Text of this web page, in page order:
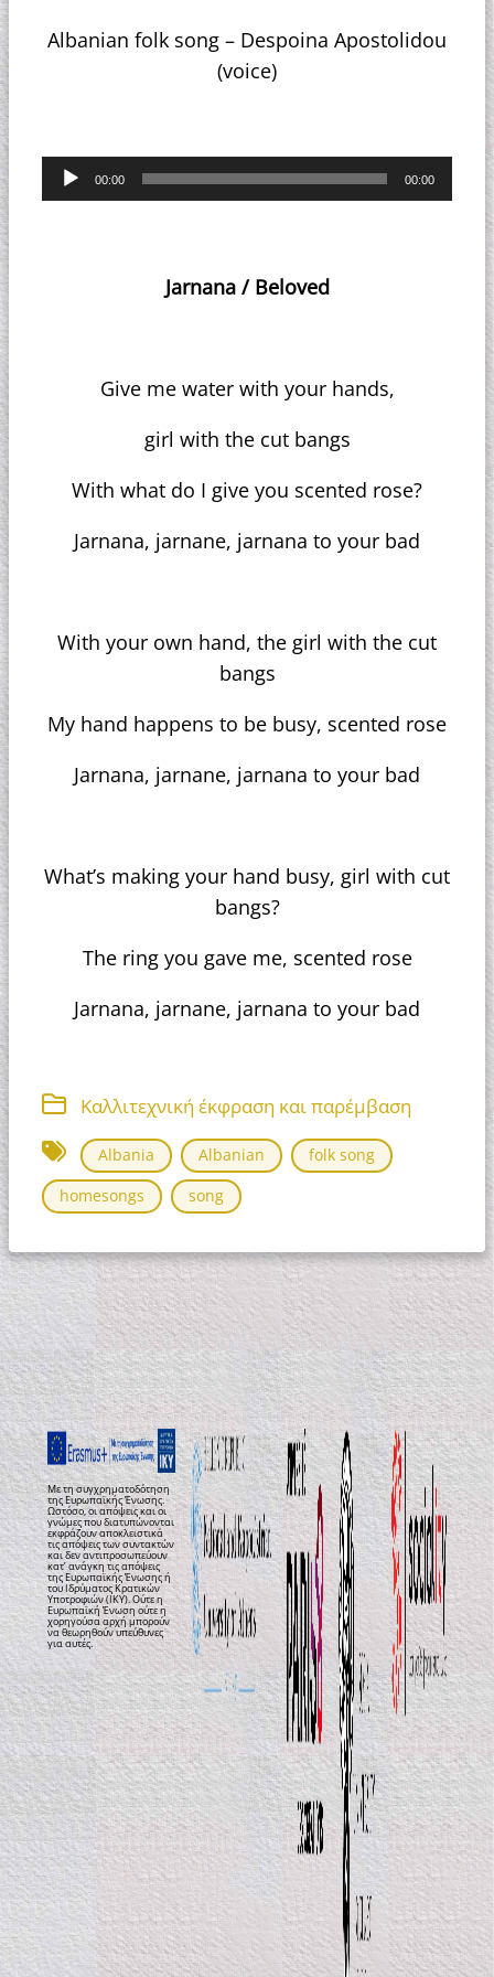
Albanian folk song – Despoina Apostolidou
(voice)
Πρόγραμμα
Αναπαραγωγής
00:00 00:00
Jarnana/ Beloved
Give me water with your hands,
girl with the cut bangs
With what do I give you scented rose?
Jarnana, jarnane, jarnana to your bad
With your own hand, the girl with the cut
bangs
My hand happens to be busy, scented rose
Jarnana, jarnane, jarnana to your bad
What’s making your hand busy, girl with cut
bangs?
The ring you gave me, scented rose
Jarnana, jarnane, jarnana to your bad
Καλλιτεχνική έκφραση και παρέμβαση
Albania Albanian
folk song
homesongs
song
Με τη συγχρηματοδότηση
της Ευρωπαϊκής Ένωσης.
Ωστόσο, οι απόψεις και οι
γνώμες που διατυπώνονται
εκφράζουν αποκλειστικά
τις απόψεις των συντακτών
και δεν αντιπροσωπεύουν
κατ’ ανάγκη τις απόψεις
της Ευρωπαϊκής Ένωσης ή
του Ιδρύματος Κρατικών
Υποτροφιών (ΙΚΥ). Ούτε η
Ευρωπαϊκή Ένωση ούτε η
χορηγούσα αρχή μπορούν
να θεωρηθούν υπεύθυνες
για αυτές.